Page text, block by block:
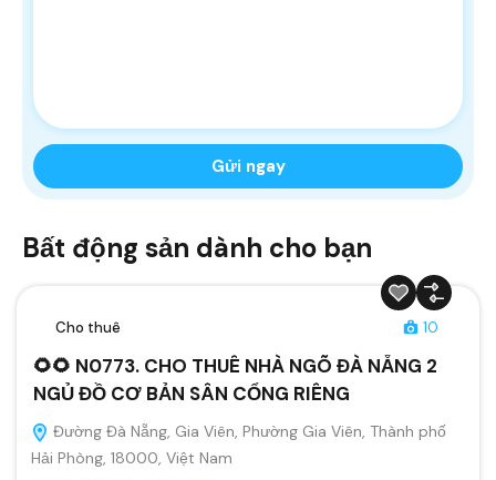
Bất động sản dành cho bạn
Cho thuê 10
🌻🌻 N0773. CHO THUÊ NHÀ NGÕ ĐÀ NẴNG 2
NGỦ ĐỒ CƠ BẢN SÂN CỔNG RIÊNG
Đường Đà Nẵng, Gia Viên, Phường Gia Viên, Thành phố
Hải Phòng, 18000, Việt Nam